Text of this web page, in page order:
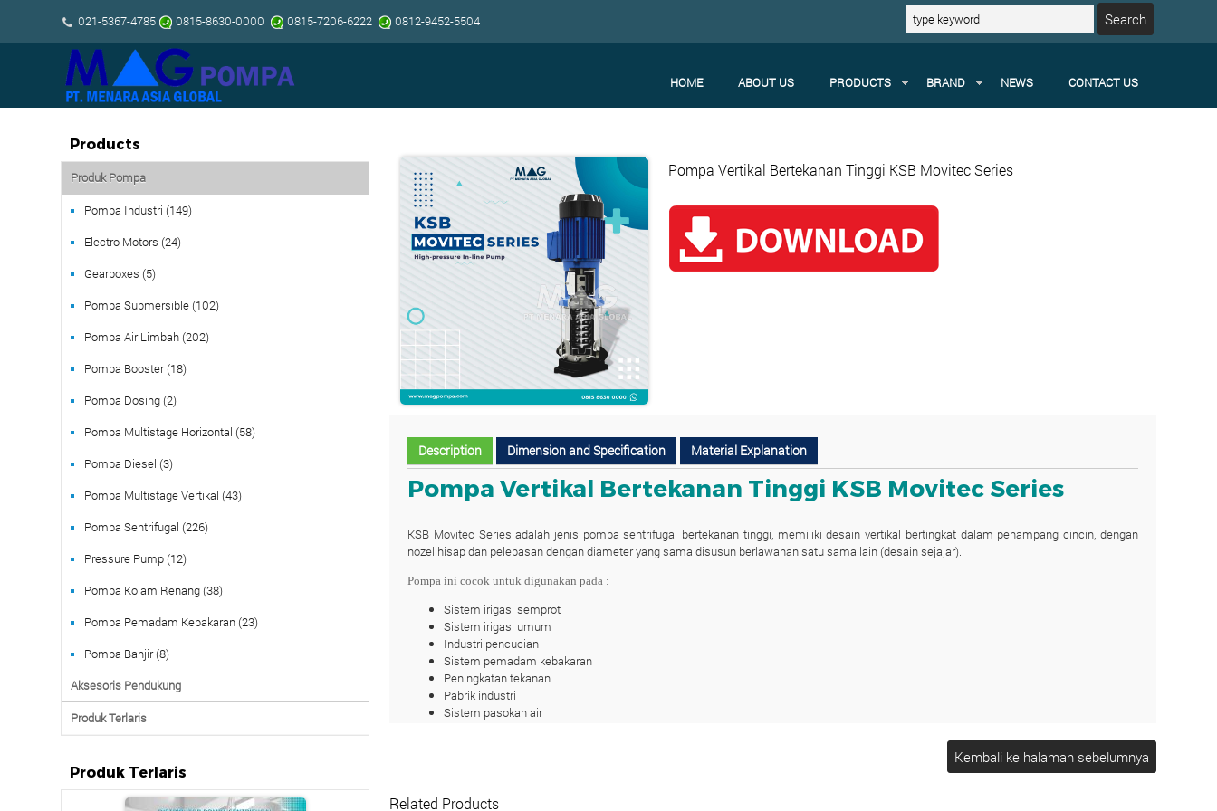
021-5367-4785 0815-8630-0000 0815-7206-6222 0812-9452-5504
HOME ABOUT US PRODUCTS BRAND NEWS CONTACT US
Pompa Vertikal Bertekanan Tinggi KSB Movitec Series
Description Dimension and Specification Material Explanation
Pompa Vertikal Bertekanan Tinggi KSB Movitec Series
KSB Movitec Series adalah jenis pompa sentrifugal bertekanan tinggi, memiliki desain vertikal bertingkat dalam penampang cincin, dengan
nozel hisap dan pelepasan dengan diameter yang sama disusun berlawanan satu sama lain (desain sejajar).
Pompa ini cocok untuk digunakan pada :
Sistem irigasi semprot
Sistem irigasi umum
Industri pencucian
Sistem pemadam kebakaran
Peningkatan tekanan
Pabrik industri
Sistem pasokan air
Laju aliran maks. : 192 m³/jam
Related Products
Products
Produk Pompa
Pompa Industri (149)
Electro Motors (24)
Gearboxes (5)
Pompa Submersible (102)
Pompa Air Limbah (202)
Pompa Booster (18)
Pompa Dosing (2)
Pompa Multistage Horizontal (58)
Pompa Diesel (3)
Pompa Multistage Vertikal (43)
Pompa Sentrifugal (226)
Pressure Pump (12)
Pompa Kolam Renang (38)
Pompa Pemadam Kebakaran (23)
Pompa Banjir (8)
Aksesoris Pendukung
Produk Terlaris
Produk Terlaris